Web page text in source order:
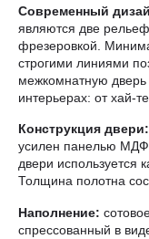
Современный
являются две
фрезеровкой.
строгими линиями
межкомнатную
интерьерах: от хай-
Конструкция двери:
усилен панелью МДФ
двери используется
Толщина полотна
Наполнение:
спрессованный в